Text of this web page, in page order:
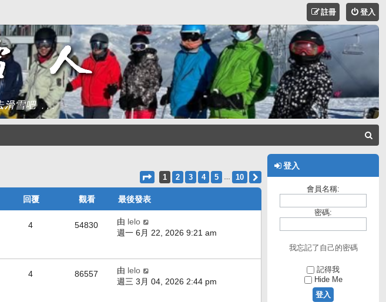
登入
註冊
尋
1 頁 (共10 頁)
1 2 3 4 5 10 下一頁
回覆 觀看 最後發表
4 54830 由 lelo
週一 6月 22, 2026 9:21 am
4 86557 由 lelo
週三 3月 04, 2026 2:44 pm
登入
會員名稱:
密碼:
我忘記了自己的密碼
記得我
Hide Me